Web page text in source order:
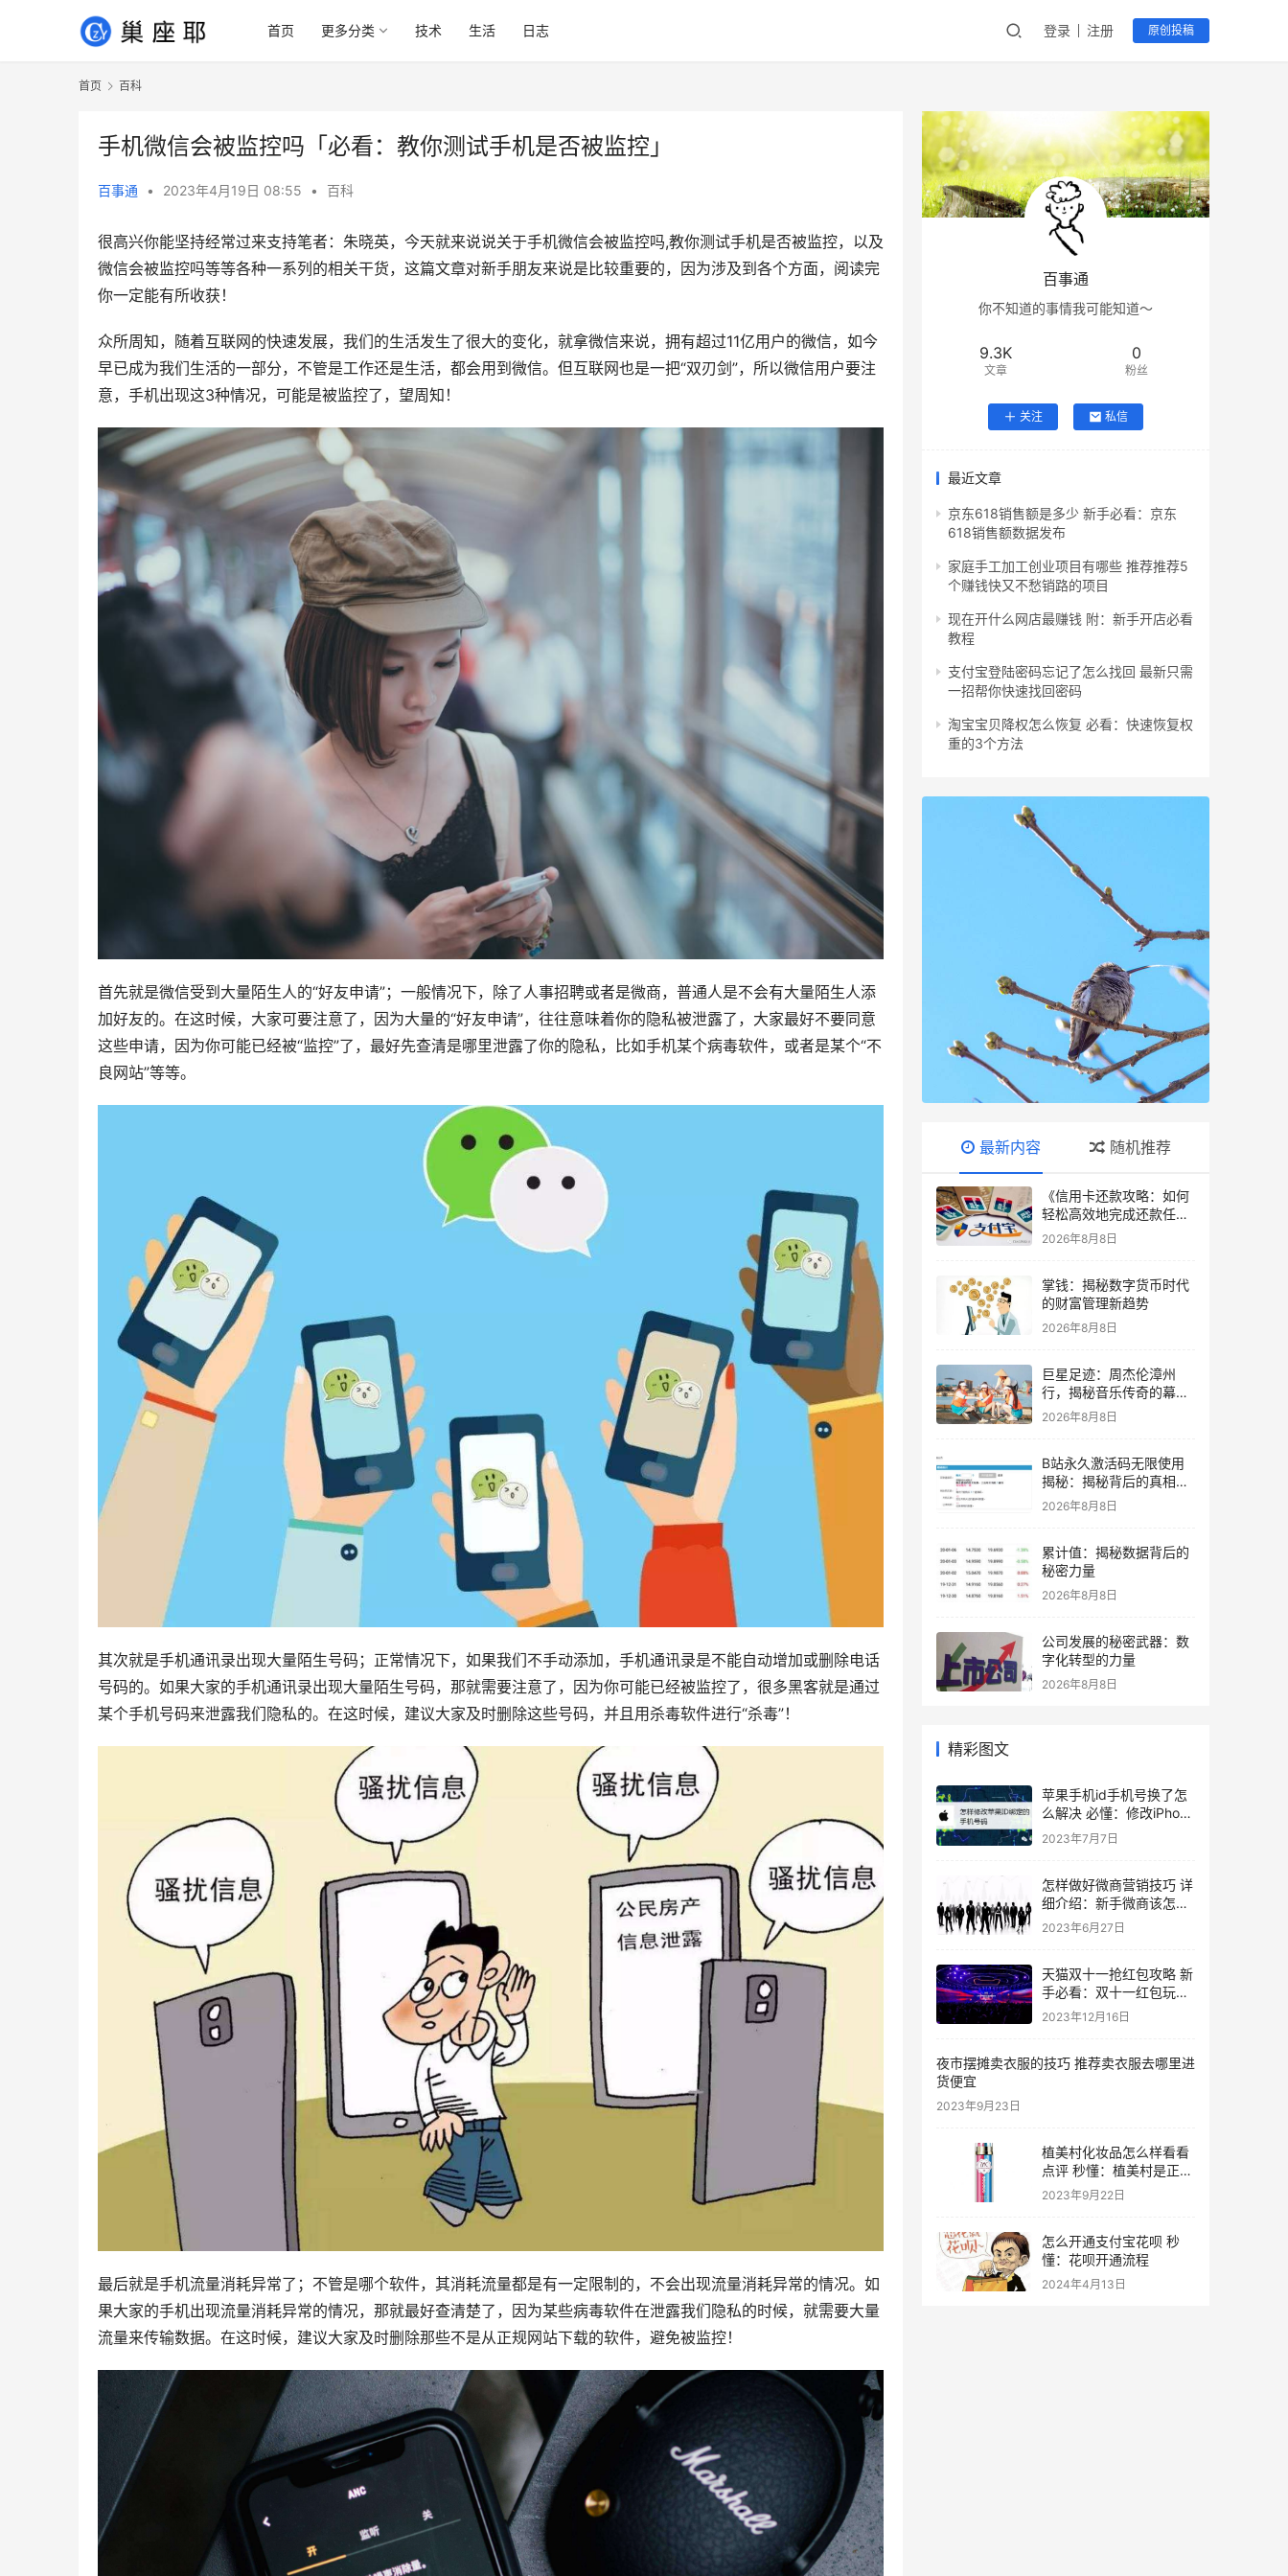
首页 更多分类 技术 生活 日志 登录 注册 原创投稿
首页 百科
手机微信会被监控吗「必看：教你测试手机是否被监控」
百事通 • 2023年4月19日 08:55 • 百科
很高兴你能坚持经常过来支持笔者：朱晓英，今天就来说说关于手机微信会被监控吗,教你测试手机是否被监控，以及
微信会被监控吗等等各种一系列的相关干货，这篇文章对新手朋友来说是比较重要的，因为涉及到各个方面，阅读完
你一定能有所收获！
众所周知，随着互联网的快速发展，我们的生活发生了很大的变化，就拿微信来说，拥有超过11亿用户的微信，如今
早已成为我们生活的一部分，不管是工作还是生活，都会用到微信。但互联网也是一把“双刃剑”，所以微信用户要注
意，手机出现这3种情况，可能是被监控了，望周知！
首先就是微信受到大量陌生人的“好友申请”；一般情况下，除了人事招聘或者是微商，普通人是不会有大量陌生人添
加好友的。在这时候，大家可要注意了，因为大量的“好友申请”，往往意味着你的隐私被泄露了，大家最好不要同意
这些申请，因为你可能已经被“监控”了，最好先查清是哪里泄露了你的隐私，比如手机某个病毒软件，或者是某个“不
良网站”等等。
其次就是手机通讯录出现大量陌生号码；正常情况下，如果我们不手动添加，手机通讯录是不能自动增加或删除电话
号码的。如果大家的手机通讯录出现大量陌生号码，那就需要注意了，因为你可能已经被监控了，很多黑客就是通过
某个手机号码来泄露我们隐私的。在这时候，建议大家及时删除这些号码，并且用杀毒软件进行“杀毒”！
最后就是手机流量消耗异常了；不管是哪个软件，其消耗流量都是有一定限制的，不会出现流量消耗异常的情况。如
果大家的手机出现流量消耗异常的情况，那就最好查清楚了，因为某些病毒软件在泄露我们隐私的时候，就需要大量
流量来传输数据。在这时候，建议大家及时删除那些不是从正规网站下载的软件，避免被监控！
百事通
你不知道的事情我可能知道～
9.3K
文章
0
粉丝
关注 私信
最近文章
京东618销售额是多少 新手必看：京东
618销售额数据发布
家庭手工加工创业项目有哪些 推荐推荐5
个赚钱快又不愁销路的项目
现在开什么网店最赚钱 附：新手开店必看
教程
支付宝登陆密码忘记了怎么找回 最新只需
一招帮你快速找回密码
淘宝宝贝降权怎么恢复 必看：快速恢复权
重的3个方法
最新内容 随机推荐
《信用卡还款攻略：如何
轻松高效地完成还款任
务？》
2026年8月8日
掌钱：揭秘数字货币时代
的财富管理新趋势
2026年8月8日
巨星足迹：周杰伦漳州
行，揭秘音乐传奇的幕后
故事
2026年8月8日
B站永久激活码无限使用
揭秘：揭秘背后的真相与
使用指南
2026年8月8日
累计值：揭秘数据背后的
秘密力量
2026年8月8日
公司发展的秘密武器：数
字化转型的力量
2026年8月8日
精彩图文
苹果手机id手机号换了怎
么解决 必懂：修改iPhone
绑定信息的操作步骤
2023年7月7日
怎样做好微商营销技巧 详
细介绍：新手微商该怎么
起步
2023年6月27日
天猫双十一抢红包攻略 新
手必看：双十一红包玩法
解析
2023年12月16日
夜市摆摊卖衣服的技巧 推荐卖衣服去哪里进
货便宜
2023年9月23日
植美村化妆品怎么样看看
点评 秒懂：植美村是正规
品牌吗
2023年9月22日
怎么开通支付宝花呗 秒
懂：花呗开通流程
2024年4月13日